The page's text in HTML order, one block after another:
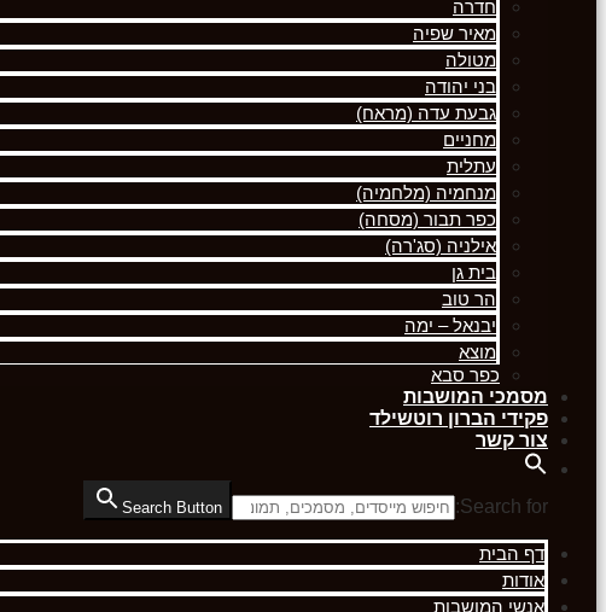
חדרה
מאיר שפיה
מטולה
בני יהודה
גבעת עדה (מראח)
מחניים
עתלית
מנחמיה (מלחמיה)
כפר תבור (מסחה)
אילניה (סג'רה)
בית גן
הר טוב
יבנאל – ימה
מוצא
כפר סבא
מסמכי המושבות
פקידי הברון רוטשילד
צור קשר
Search for:
Search Button
דף הבית
אודות
אנשי המושבות